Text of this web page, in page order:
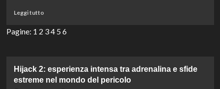
conquista
pubblico.
Leggi tuttoLeggi
più
terza
stagione
Pagine: 1 2 34 5 6
Hijack 2: esperienza intensa tra adrenalina e sfide
estreme nel mondo del pericolo